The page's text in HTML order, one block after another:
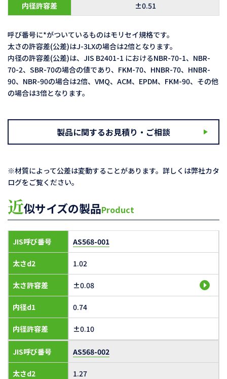
内径許容差
±0.51
呼び番号に*がついているものはモリセイ規格です。
太さの許容差(公差)はJ-3LXの場合は2倍となります。
内径の許容差(公差)は、JIS B2401-1 におけるNBR-70-1、NBR-
70-2、SBR-70の場合の値であり、FKM-70、HNBR-70、HNBR-
90、NBR-90の場合は2倍、VMQ、ACM、EPDM、FKM-90、その他
の場合は3倍となります。
製品に関するお見積り・ご相談
※材質によって公差は変動することがあります。詳しくは弊社カタ
ログをご覧ください。
近似サイズの製品Product
JIS呼び番号
太さd2
太さ許容差
内径d1
内径許容差
AS568-001
1.02
±0.08
0.74
±0.10
JIS呼び番号
太さd2
AS568-002
1.27